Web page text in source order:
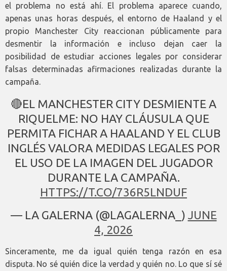
el problema no está ahí. El problema aparece cuando,
apenas unas horas después, el entorno de Haaland y el
propio Manchester City reaccionan públicamente para
desmentir la información e incluso dejan caer la
posibilidad de estudiar acciones legales por considerar
falsas determinadas afirmaciones realizadas durante la
campaña.
🔴EL MANCHESTER CITY DESMIENTE A
RIQUELME: NO HAY CLÁUSULA QUE
PERMITA FICHAR A HAALAND Y EL CLUB
INGLÉS VALORA MEDIDAS LEGALES POR
EL USO DE LA IMAGEN DEL JUGADOR
DURANTE LA CAMPAÑA.
HTTPS://T.CO/736R5LNDUF
— LA GALERNA (@LAGALERNA_) JUNE
4, 2026
Sinceramente, me da igual quién tenga razón en esa
disputa. No sé quién dice la verdad y quién no. Lo que sí sé